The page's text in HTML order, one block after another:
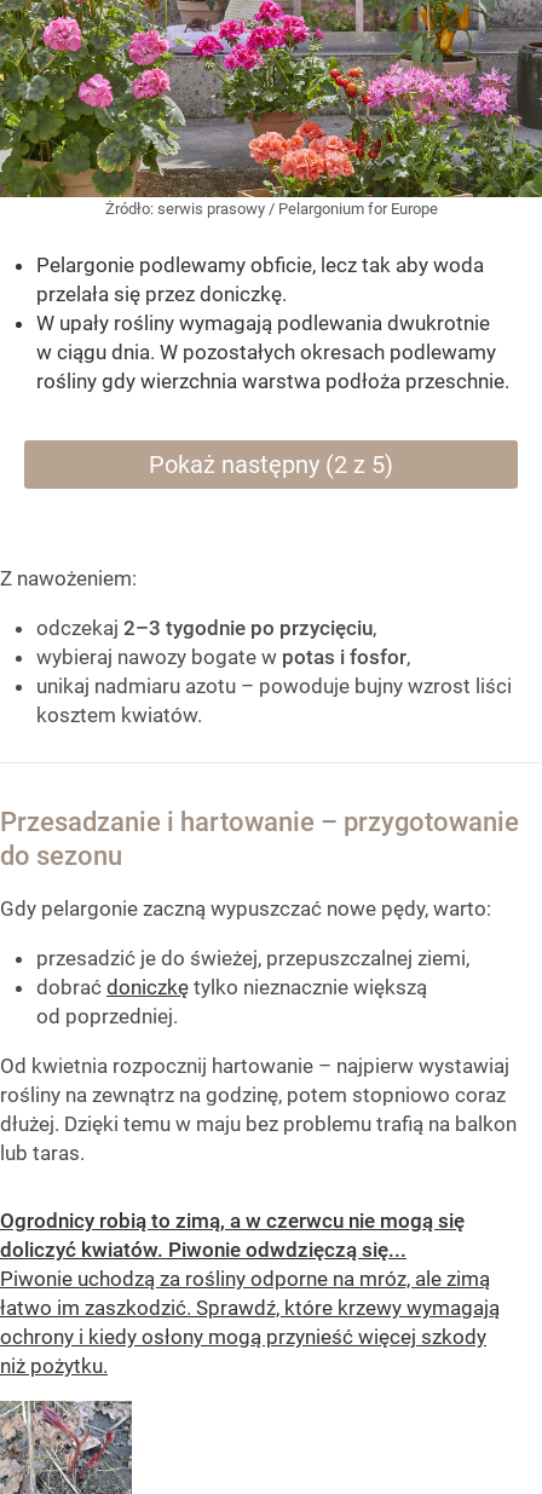
Żródło: serwis prasowy / Pelargonium for Europe
Pelargonie podlewamy obficie, lecz tak aby woda
przelała się przez doniczkę.
W upały rośliny wymagają podlewania dwukrotnie
w ciągu dnia. W pozostałych okresach podlewamy
rośliny gdy wierzchnia warstwa podłoża przeschnie.
Pokaż następny (2 z 5)
Z nawożeniem:
odczekaj 2–3 tygodnie po przycięciu,
wybieraj nawozy bogate w potas i fosfor,
unikaj nadmiaru azotu – powoduje bujny wzrost liści
kosztem kwiatów.
Przesadzanie i hartowanie – przygotowanie
do sezonu
Gdy pelargonie zaczną wypuszczać nowe pędy, warto:
przesadzić je do świeżej, przepuszczalnej ziemi,
dobrać doniczkę tylko nieznacznie większą
od poprzedniej.
Od kwietnia rozpocznij hartowanie – najpierw wystawiaj
rośliny na zewnątrz na godzinę, potem stopniowo coraz
dłużej. Dzięki temu w maju bez problemu trafią na balkon
lub taras.
Ogrodnicy robią to zimą, a w czerwcu nie mogą się
doliczyć kwiatów. Piwonie odwdzięczą się...
Piwonie uchodzą za rośliny odporne na mróz, ale zimą
łatwo im zaszkodzić. Sprawdź, które krzewy wymagają
ochrony i kiedy osłony mogą przynieść więcej szkody
niż pożytku.